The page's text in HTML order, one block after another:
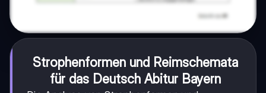
Strophenformen und Reimschemata
für das Deutsch Abitur Bayern